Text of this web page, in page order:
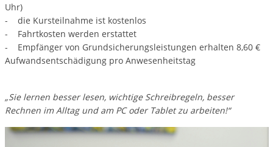
Uhr)
- die Kursteilnahme ist kostenlos
- Fahrtkosten werden erstattet
- Empfänger von Grundsicherungsleistungen erhalten 8,60 €
Aufwandsentschädigung pro Anwesenheitstag
„Sie lernen besser lesen, wichtige Schreibregeln, besser
Rechnen im Alltag und am PC oder Tablet zu arbeiten!“